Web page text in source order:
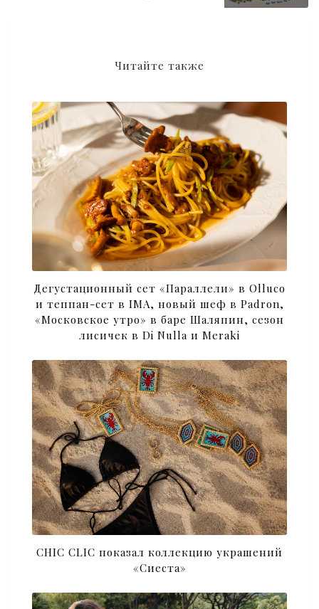
Читайте также
Дегустационный сет «Параллели» в Olluco
и теппан-сет в IMA, новый шеф в Padron,
«Московское утро» в баре Шаляпин, сезон
лисичек в Di Nulla и Meraki
CHIC CLIC показал коллекцию украшений
«Сиеста»